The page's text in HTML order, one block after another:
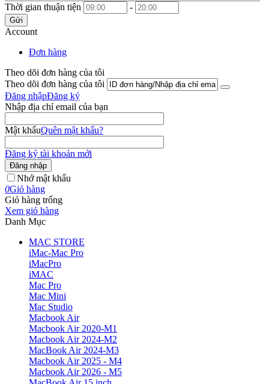
Thời gian thuận tiện -
Gửi
Account
Đơn hàng
Theo dõi đơn hàng của tôi
Theo dõi đơn hàng của tôi
Đăng nhậpĐăng ký
Nhập địa chỉ email của bạn
Mật khẩuQuên mật khẩu?
Đăng ký tài khoản mới
Đăng nhập
Nhớ mật khẩu
0Giỏ hàng
Giỏ hàng trống
Xem giỏ hàng
Danh Mục
MAC STORE
iMac-Mac Pro
iMacPro
iMAC
Mac Pro
Mac Mini
Mac Studio
Macbook Air
Macbook Air 2020-M1
Macbook Air 2024-M2
MacBook Air 2024-M3
Macbook Air 2025 - M4
Macbook Air 2026 - M5